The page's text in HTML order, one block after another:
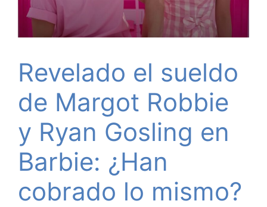
Revelado el sueldo
de Margot Robbie
y Ryan Gosling en
Barbie: ¿Han
cobrado lo mismo?